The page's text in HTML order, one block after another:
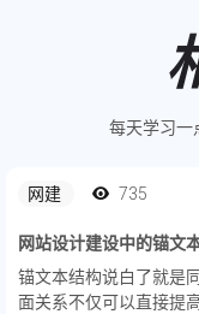
每天学习一
网建 735
网站设计建设中的锚文
锚文本结构说白了就是
面关系不仅可以直接提